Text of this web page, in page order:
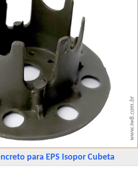
para EPS Isopor Cubeta